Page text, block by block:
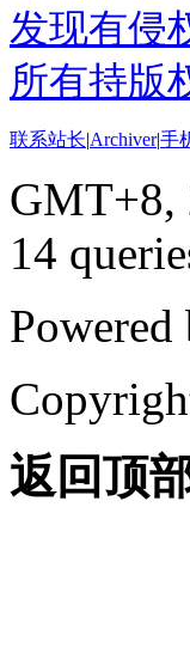
发现有侵
所有持版
联系站长|Archiver|手
GMT+8,
14
Powered
返回顶